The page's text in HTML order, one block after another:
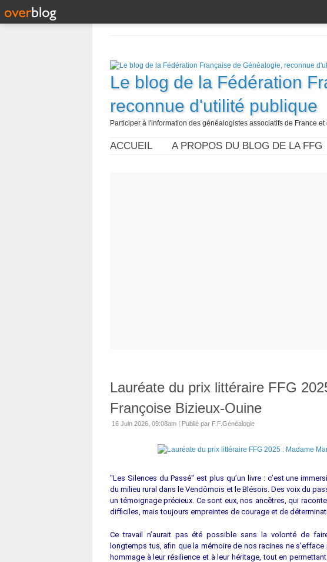
Le blog de la Fédération
reconnue d'utilité publique
Participer à l'information des généalogistes associatifs de France et
ACCUEIL A PROPOS DU BLOG DE LA FFG
Lauréate du prix littéraire FFG
Françoise Bizieux-Ouine
16 Juin 2026, 09:08am | Publié par F.F.Généalogie
"Les Silences du Passé" est plus qu’un livre : c’est une
du milieu rural dans le Vendômois et le Blésois. Des voix du
un témoignage précieux. Ce sont eux, nos ancêtres, qui
difficiles, mais toujours empreintes de courage et de
Ce travail n’aurait pas été possible sans la volonté de
longtemps tus, afin que la mémoire de nos racines ne
hommage à leur résilience et à leur héritage, tout en